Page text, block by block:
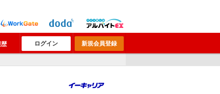
ログイン 新規会員登録